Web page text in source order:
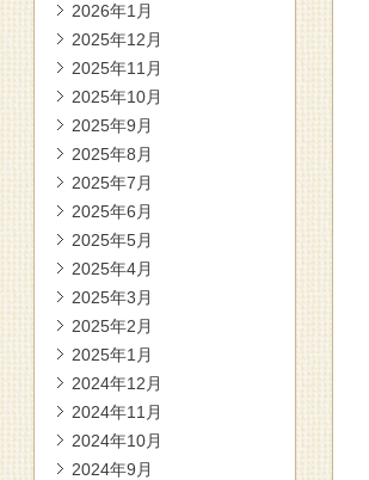
2026年1月
2025年12月
2025年11月
2025年10月
2025年9月
2025年8月
2025年7月
2025年6月
2025年5月
2025年4月
2025年3月
2025年2月
2025年1月
2024年12月
2024年11月
2024年10月
2024年9月